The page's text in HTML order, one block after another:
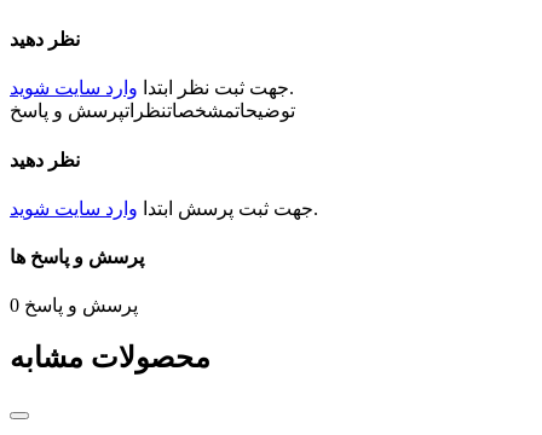
نظر دهید
جهت ثبت نظر ابتدا وارد سایت شوید
.
توضیحاتمشخصاتنظراتپرسش و پاسخ
نظر دهید
جهت ثبت پرسش ابتدا وارد سایت شوید .
پرسش و پاسخ ها
0 پرسش و پاسخ
محصولات مشابه